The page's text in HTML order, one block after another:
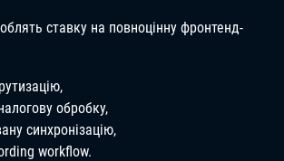
ставку на повноцінну фронтенд-
обробку,
синхронізацію,
workflow.